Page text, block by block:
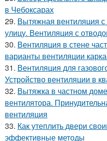
в Чебоксарах
29. Вытяжная вентиляция
улицу. Вентиляция с
30. Вентиляция в стене
варианты вентиляции
31. Вентиляция для
Устройство вентиляции в
32. Вытяжка в частном
вентилятора.
вентиляция
33. Как утеплить двери
эффективные методы